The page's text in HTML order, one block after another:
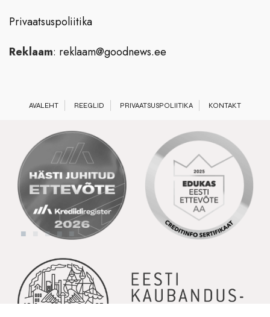
Privaatsuspoliitika
Reklaam: reklaam@goodnews.ee
AVALEHT REEGLID PRIVAATSUSPOLIITIKA KONTAKT